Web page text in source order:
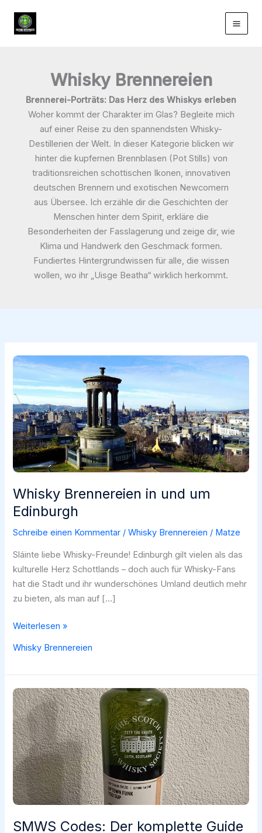
Inhalt
springen
Whisky Brennereien
Brennerei-Porträts: Das Herz des Whiskys erleben
Woher kommt der Charakter im Glas? Begleite mich
auf einer Reise zu den spannendsten Whisky-
Destillerien der Welt. In dieser Kategorie blicken wir
hinter die kupfernen Brennblasen (Pot Stills) von
traditionsreichen schottischen Ikonen, innovativen
deutschen Brennern und exotischen Newcomern
aus Übersee. Ich erzähle dir die Geschichten der
Menschen hinter dem Spirit, erkläre die
Besonderheiten der Fasslagerung und zeige dir, wie
Klima und Handwerk den Geschmack formen.
Fundiertes Hintergrundwissen für alle, die wissen
wollen, wo ihr „Uisge Beatha“ wirklich herkommt.
Whisky Brennereien in und um
Edinburgh
Schreibe einen Kommentar /Whisky Brennereien / Matze
Sláinte liebe Whisky-Freunde! Edinburgh gilt vielen als das
kulturelle Herz Schottlands – doch auch für Whisky-Fans
hat die Stadt und ihr wunderschönes Umland deutlich mehr
zu bieten, als man auf […]
Whisky
Edinburgh
Weiterlesen »
Whisky Brennereien
SMWS Codes: Der komplette Guide